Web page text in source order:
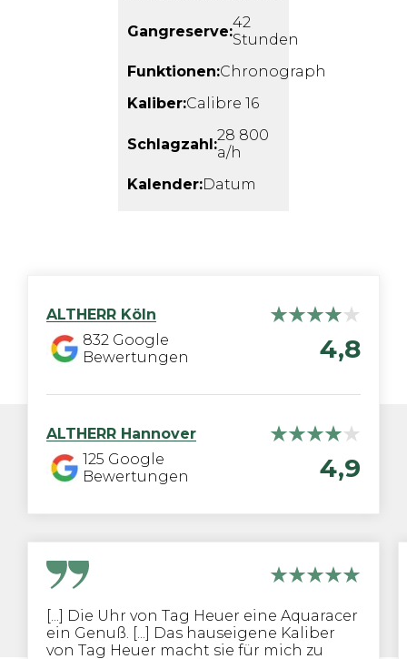
Gangreserve:42
Stunden
Funktionen:Chronograph
Kaliber:Calibre 16
Schlagzahl:28 800
a/h
Kalender:Datum
ALTHERR Köln
832 Google
Bewertungen
4,8
ALTHERR Hannover
125 Google
Bewertungen
4,9
[...] Die Uhr von Tag Heuer eine Aquaracer
ein Genuß. [...] Das hauseigene Kaliber
von Tag Heuer macht sie für mich zu